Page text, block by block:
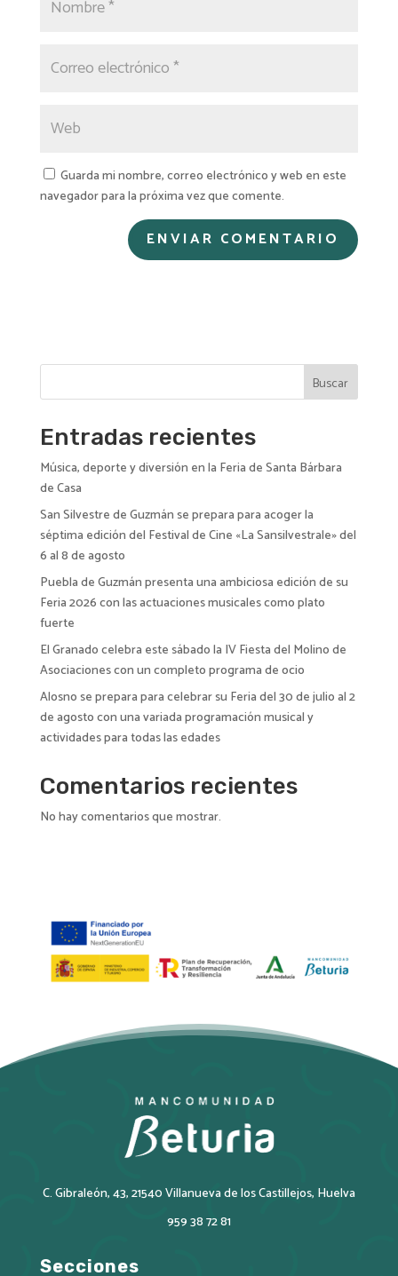
Guarda mi nombre, correo electrónico y web en este
navegador para la próxima vez que comente.
n
a
i
e
:
Buscar
Entradas recientes
Música, deporte y diversión en la Feria de Santa Bárbara
de Casa
San Silvestre de Guzmán se prepara para acoger la
séptima edición del Festival de Cine «La Sansilvestrale» del
6 al 8 de agosto
Puebla de Guzmán presenta una ambiciosa edición de su
Feria 2026 con las actuaciones musicales como plato
fuerte
El Granado celebra este sábado la IV Fiesta del Molino de
Asociaciones con un completo programa de ocio
Alosno se prepara para celebrar su Feria del 30 de julio al 2
de agosto con una variada programación musical y
actividades para todas las edades
Comentarios recientes
No hay comentarios que mostrar.
C. Gibraleón, 43, 21540 Villanueva de los Castillejos, Huelva
959 38 72 81
Secciones